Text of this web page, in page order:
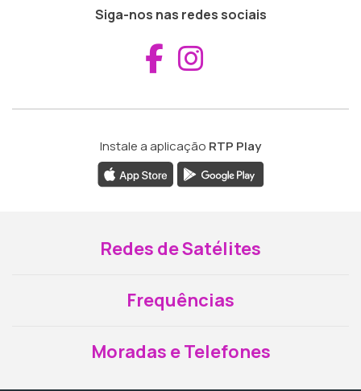
Siga-nos nas redes sociais
Aceder ao
Instale a aplicação RTP Play
Redes de Satélites
Frequências
Moradas e Telefones